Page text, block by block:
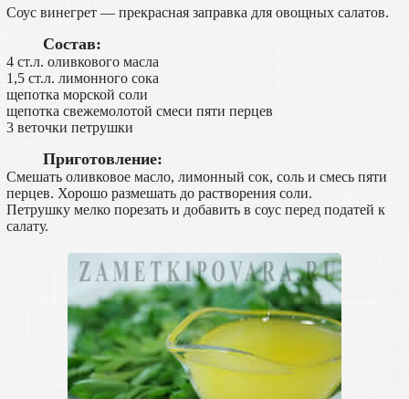
Соус винегрет — прекрасная заправка для овощных салатов.
Состав:
4 ст.л. оливкового масла
1,5 ст.л. лимонного сока
щепотка морской соли
щепотка свежемолотой смеси пяти перцев
3 веточки петрушки
Приготовление:
Смешать оливковое масло, лимонный сок, соль и смесь пяти
перцев. Хорошо размешать до растворения соли.
Петрушку мелко порезать и добавить в соус перед податей к
салату.